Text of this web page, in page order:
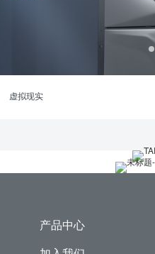
虚拟现实
产品中心